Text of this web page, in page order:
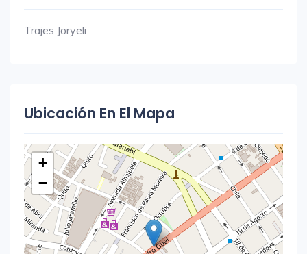
Trajes Joryeli
Ubicación En El Mapa
+
−